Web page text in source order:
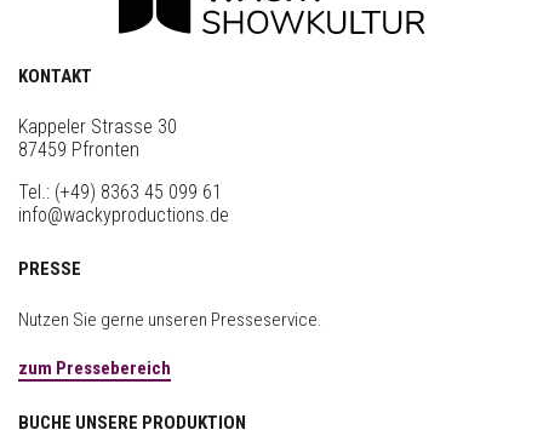
KONTAKT
Kappeler Strasse 30
87459 Pfronten
Tel.: (+49) 8363 45 099 61
info@wackyproductions.de
PRESSE
Nutzen Sie gerne unseren Presseservice.
zum Pressebereich
BUCHE UNSERE PRODUKTION